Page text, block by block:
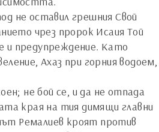
не оставил грешния Свой
чрез пророк Исаия Той
и предупреждение. Като
Ахаз при горния водоем,
не бой се, и да не отпада
края на тия димящи главни
Ремалиев кроят против